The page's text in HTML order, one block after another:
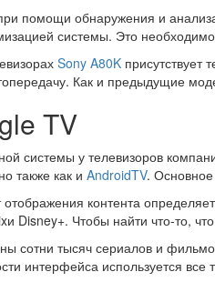
помощи обнаружения и
системы. Это
Sony A80K присутствует
Как и предыдущие
TV
системы у телевизоров
также как и AndroidTV. Основное
отображения контента
Disney+. Чтобы найти что-то,
сотни тысяч сериалов и
интерфейса используется